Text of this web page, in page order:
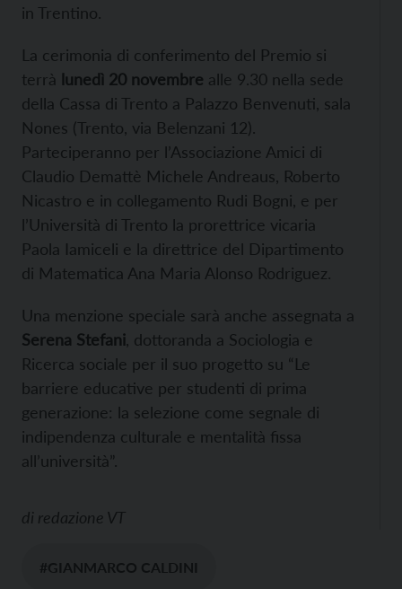
in Trentino.
La cerimonia di conferimento del Premio si
terrà lunedì 20 novembre alle 9.30 nella sede
della Cassa di Trento a Palazzo Benvenuti, sala
Nones (Trento, via Belenzani 12).
Parteciperanno per l’Associazione Amici di
Claudio Demattè Michele Andreaus, Roberto
Nicastro e in collegamento Rudi Bogni, e per
l’Università di Trento la prorettrice vicaria
Paola Iamiceli e la direttrice del Dipartimento
di Matematica Ana Maria Alonso Rodriguez.
Una menzione speciale sarà anche assegnata a
Serena Stefani , dottoranda a Sociologia e
Ricerca sociale per il suo progetto su “Le
barriere educative per studenti di prima
generazione: la selezione come segnale di
indipendenza culturale e mentalità fissa
all’università”.
di redazione VT
#GIANMARCO CALDINI